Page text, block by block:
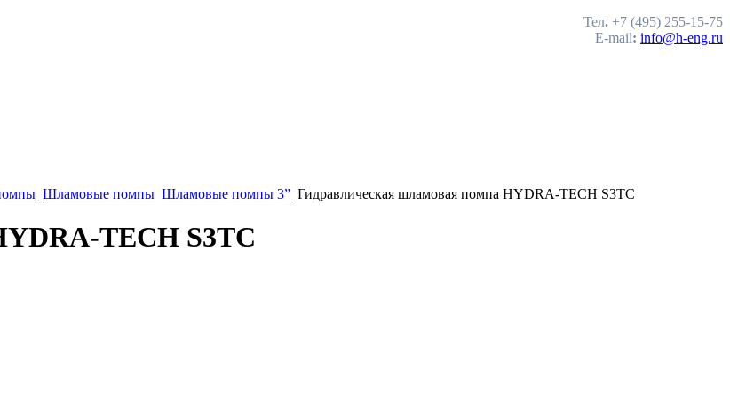
Тел. +7 (495) 255-15-75
E-mail: info@h-eng.ru
Шламовые помпы Шламовые помпы 3” Гидравлическая шламовая помпа HYDRA-TECH S3TC
TECH S3TC